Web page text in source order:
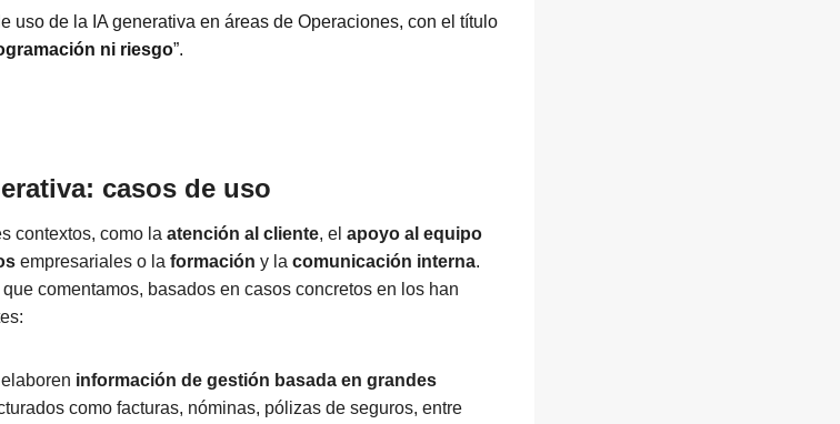
uso de la IA generativa en áreas de Operaciones, con el título
ni riesgo”.
casos de uso
contextos, como la atención al cliente, el apoyo al equipo
empresariales o la formación y la comunicación interna.
comentamos, basados en casos concretos en los han
información de gestión basada en grandes
como facturas, nóminas, pólizas de seguros, entre